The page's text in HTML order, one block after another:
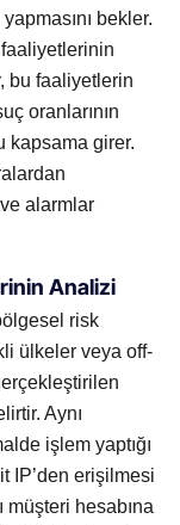
bekler.
faaliyetlerinin
bu faaliyetlerin
oranlarının
kapsama girer.
alarmlar
Analizi
risk
ülkeler veya off-
Aynı
işlem yaptığı
IP’den erişilmesi
müşteri hesabına